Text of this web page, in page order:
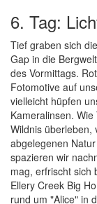
6. Tag:
Tief graben sich
Gap in die
des Vormittags.
Fotomotive auf
vielleicht hüpfen
Kameralinsen.
Wildnis überleben,
abgelegenen
spazieren wir
mag, erfrischt sich
Ellery Creek Big
rund um "Alice" in